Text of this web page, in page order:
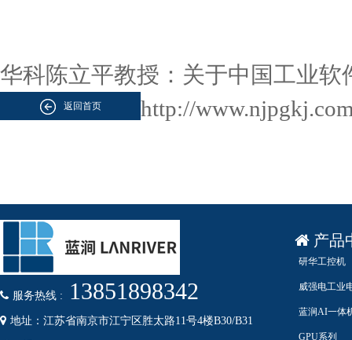
华科陈立平教授：关于中国工业
http://
返回首页
服务热线 : 13851898342
地址：江苏省南京市江宁区胜太路11号4楼B30/B31
产品
研华工控机
威强电工业
蓝涧AI一体
GPU系列